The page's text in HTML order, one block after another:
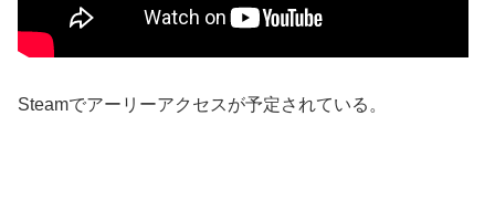
Steamでアーリーアクセスが予定されている。